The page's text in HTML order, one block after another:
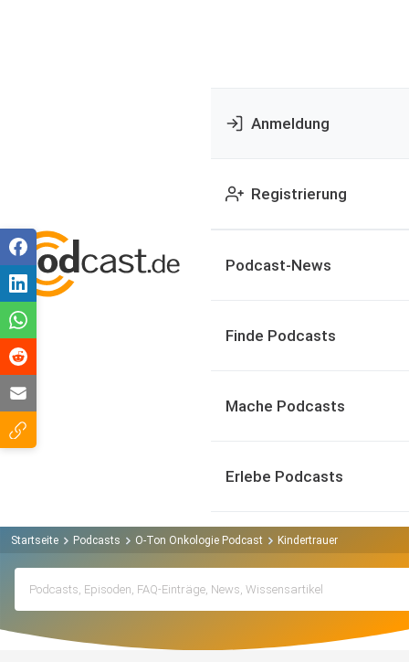
Anmeldung
Registrierung
Podcast-News
Finde Podcasts
Mache Podcasts
Erlebe Podcasts
Startseite Podcasts O-Ton Onkologie Podcast Kindertrauer